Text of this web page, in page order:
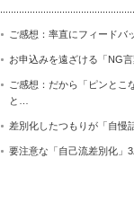
ご感想：率直にフィードバ
お申込みを遠ざける「NG
ご感想：だから「ピンとこ
と…
差別化したつもりが「自慢
要注意な「自己流差別化」